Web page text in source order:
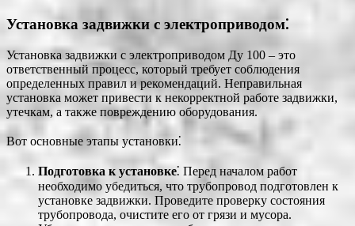
Установка задвижки с электроприводом⁚
Установка задвижки с электроприводом Ду 100 – это
ответственный процесс, который требует соблюдения
определенных правил и рекомендаций. Неправильная
установка может привести к некорректной работе задвижки,
утечкам, а также повреждению оборудования.
Вот основные этапы установки⁚
Подготовка к установке⁚ Перед началом работ
необходимо убедиться, что трубопровод подготовлен к
установке задвижки. Проведите проверку состояния
трубопровода, очистите его от грязи и мусора.